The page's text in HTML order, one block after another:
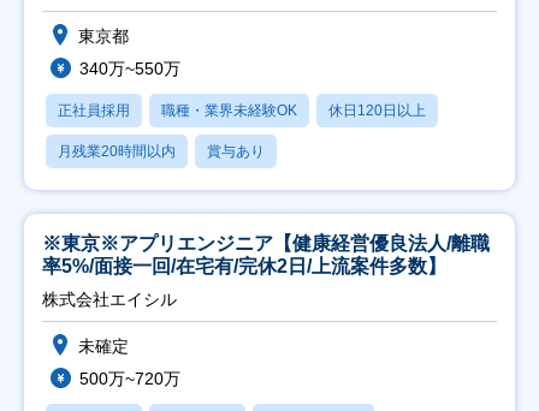
東京都
340万~550万
正社員採用 職種・業界未経験OK 休日120日以上
月残業20時間以内 賞与あり
※東京※アプリエンジニア【健康経営優良法人/離職
率5%/面接一回/在宅有/完休2日/上流案件多数】
株式会社エイシル
未確定
500万~720万